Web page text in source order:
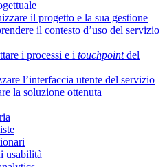
il progetto e la sua gestione
il contesto d’uso del servizio
i processi e i touchpointdel
l’interfaccia utente del servizio
la soluzione ottenuta
usabilità